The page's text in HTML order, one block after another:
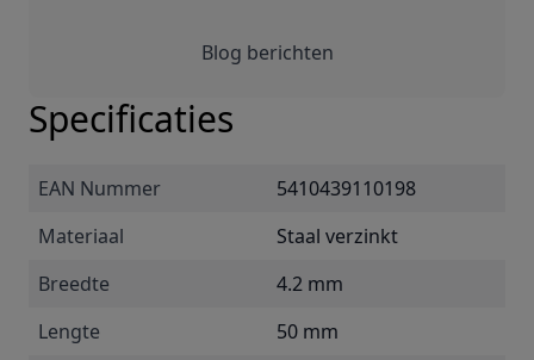
Blog berichten
Specificaties
EAN Nummer
5410439110198
Materiaal
Staal verzinkt
Breedte
4.2 mm
Lengte
50 mm